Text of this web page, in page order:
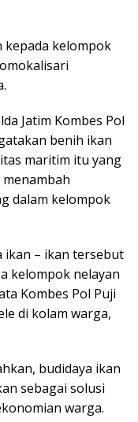
kelompok
Jatim Kombes Pol
benih ikan
maritim itu yang
dalam kelompok
ikan – ikan tersebut
kelompok nelayan
Kombes Pol Puji
di kolam warga,
budidaya ikan
sebagai solusi
warga.